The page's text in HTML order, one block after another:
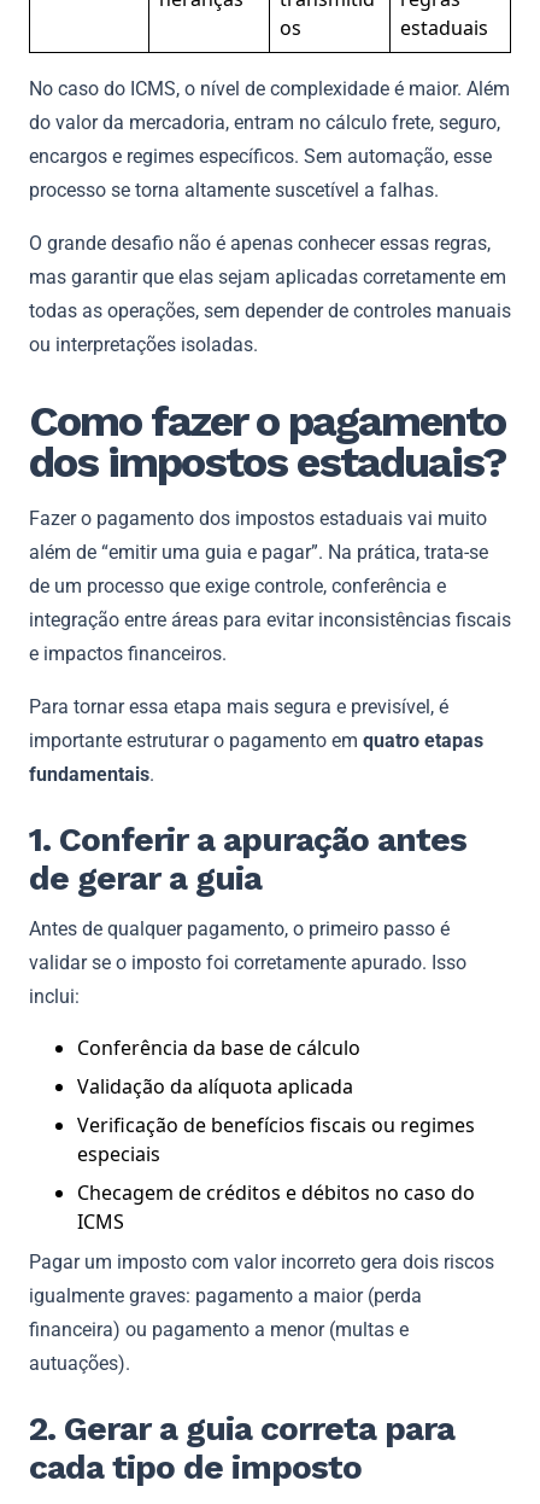
os
estaduais
No caso do ICMS, o nível de complexidade é maior. Além
do valor da mercadoria, entram no cálculo frete, seguro,
encargos e regimes específicos. Sem automação, esse
processo se torna altamente suscetível a falhas.
O grande desafio não é apenas conhecer essas regras,
mas garantir que elas sejam aplicadas corretamente em
todas as operações, sem depender de controles manuais
ou interpretações isoladas.
Como fazer o pagamento
dos impostos estaduais?
Fazer o pagamento dos impostos estaduais vai muito
além de “emitir uma guia e pagar”. Na prática, trata-se
de um processo que exige controle, conferência e
integração entre áreas para evitar inconsistências fiscais
e impactos financeiros.
Para tornar essa etapa mais segura e previsível, é
importante estruturar o pagamento em quatro etapas
fundamentais.
1. Conferir a apuração antes
de gerar a guia
Antes de qualquer pagamento, o primeiro passo é
validar se o imposto foi corretamente apurado. Isso
inclui:
Conferência da base de cálculo
Validação da alíquota aplicada
Verificação de benefícios fiscais ou regimes
especiais
Checagem de créditos e débitos no caso do
ICMS
Pagar um imposto com valor incorreto gera dois riscos
igualmente graves: pagamento a maior (perda
financeira) ou pagamento a menor (multas e
autuações).
2. Gerar a guia correta para
cada tipo de imposto